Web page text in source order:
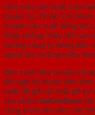
Nhà máy sản xuất Cửa
Quận 12, TP.Hồ Chí
truyền sản xuất đồng bộ
thép chống cháy. Với
những công ty đứng đầu
ngoài thị trường miền
Bên cạnh dây truyền
đội ngũ kỹ thuật viên
xuất đồ gỗ nội thất gỗ tự
sản phẩm SaiGonDoor đã
công trình lớn nhỏ. Hệ